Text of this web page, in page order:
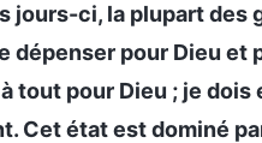
jours-ci, la plupart des
dépenser pour Dieu et
pour Dieu ; je dois
Cet état est dominé